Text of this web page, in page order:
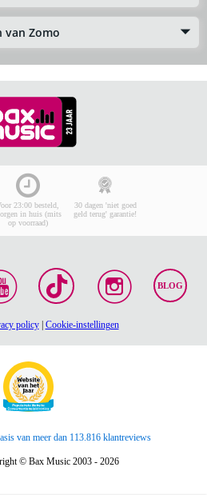
van Zomo
23:00 besteld,
in huis (mits
op voorraad)
30 dagen 'niet goed
geld terug' garantie!
BLOG
policy| Cookie-instellingen
van meer dan 113.816 klantreviews
© Bax Music 2003 - 2026